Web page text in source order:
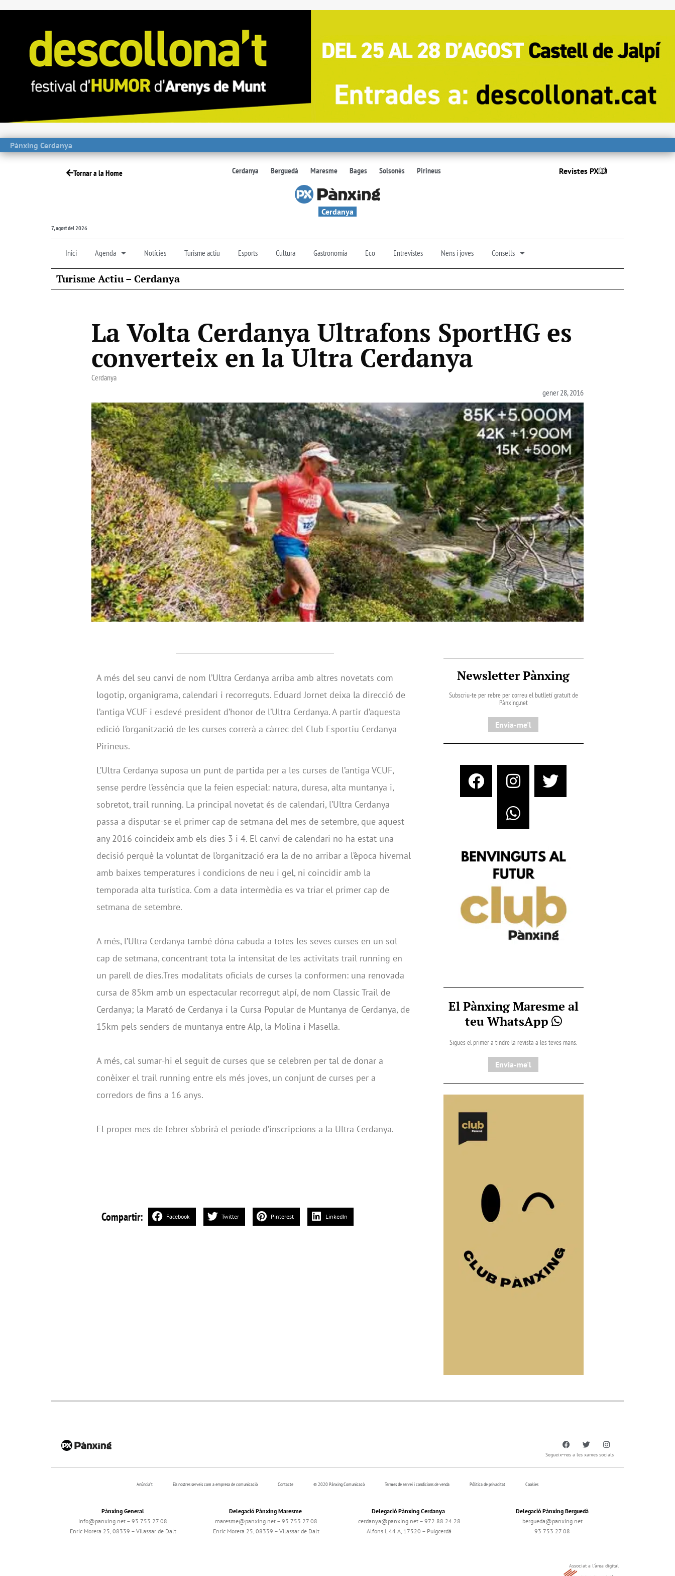
Pànxing Cerdanya
Tornar a la Home Cerdanya Berguedà Maresme Bages Solsonès Pirineus Revistes PX
Cerdanya
7, agost del 2026
Inici Agenda Notícies Turisme actiu Esports Cultura Gastronomia Eco Entrevistes Nens i joves Consells
Turisme Actiu – Cerdanya
La Volta Cerdanya Ultrafons SportHG es
converteix en la Ultra Cerdanya
Cerdanya
gener 28, 2016
A més del seu canvi de nom l’Ultra Cerdanya arriba amb altres novetats com
logotip, organigrama, calendari i recorreguts. Eduard Jornet deixa la direcció de
l’antiga VCUF i esdevé president d’honor de l’Ultra Cerdanya. A partir d’aquesta
edició l’organització de les curses correrà a càrrec del Club Esportiu Cerdanya
Pirineus.
L’Ultra Cerdanya suposa un punt de partida per a les curses de l’antiga VCUF,
sense perdre l’essència que la feien especial: natura, duresa, alta muntanya i,
sobretot, trail running. La principal novetat és de calendari, l’Ultra Cerdanya
passa a disputar-se el primer cap de setmana del mes de setembre, que aquest
any 2016 coincideix amb els dies 3 i 4. El canvi de calendari no ha estat una
decisió perquè la voluntat de l’organització era la de no arribar a l’època hivernal
amb baixes temperatures i condicions de neu i gel, ni coincidir amb la
temporada alta turística. Com a data intermèdia es va triar el primer cap de
setmana de setembre.
A més, l’Ultra Cerdanya també dóna cabuda a totes les seves curses en un sol
cap de setmana, concentrant tota la intensitat de les activitats trail running en
un parell de dies.Tres modalitats oficials de curses la conformen: una renovada
cursa de 85km amb un espectacular recorregut alpí, de nom Classic Trail de
Cerdanya; la Marató de Cerdanya i la Cursa Popular de Muntanya de Cerdanya, de
15km pels senders de muntanya entre Alp, la Molina i Masella.
A més, cal sumar-hi el seguit de curses que se celebren per tal de donar a
conèixer el trail running entre els més joves, un conjunt de curses per a
corredors de fins a 16 anys.
El proper mes de febrer s’obrirà el període d’inscripcions a la Ultra Cerdanya.
Compartir: Facebook Twitter Pinterest LinkedIn
Newsletter Pànxing
Subscriu-te per rebre per correu el butlletí gratuït de
Pànxing.net​
Envia-me'l
El Pànxing Maresme al
teu WhatsApp
Sigues el primer a tindre la revista a les teves mans.
Envia-me'l
Segueix-nos a les xarxes socials
Anúncia’t Els nostres serveis com a empresa de comunicació Contacte © 2020 Pànxing Comunicacó Termes de servei i condicions de venda Pólitica de privacitat Cookies
Pànxing General
info@panxing.net – 93 753 27 08
Enric Morera 25, 08339 – Vilassar de Dalt
Delegació Pànxing Maresme
maresme@panxing.net – 93 753 27 08
Enric Morera 25, 08339 – Vilassar de Dalt
Delegació Pànxing Cerdanya
cerdanya@panxing.net – 972 88 24 28
Alfons I, 44 A, 17520 – Puigcerdà
Delegació Pànxing Berguedà
bergueda@panxing.net
93 753 27 08
Associat a l'àrea digital